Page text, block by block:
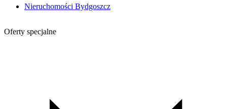
Nieruchomości Bydgoszcz
Oferty specjalne